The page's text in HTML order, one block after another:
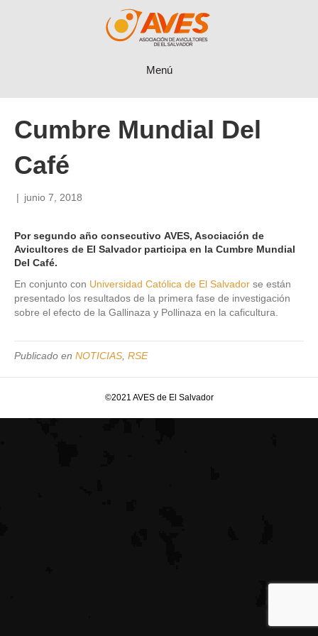
Menú
Cumbre Mundial Del
Café
| junio 7, 2018
Por segundo año consecutivo AVES, Asociación de
Avicultores de El Salvadorparticipa en la Cumbre Mundial
Del Café.
En conjunto con Universidad Católica de El Salvador se están
presentado los resultados de la primera fase de investigación
sobre el efecto de la Gallinaza y Pollinaza en la caficultura.
Publicado en NOTICIAS RSE
©2021 AVES de El Salvador